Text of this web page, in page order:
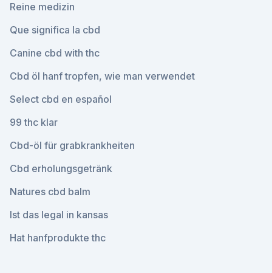
Reine medizin
Que significa la cbd
Canine cbd with thc
Cbd öl hanf tropfen, wie man verwendet
Select cbd en español
99 thc klar
Cbd-öl für grabkrankheiten
Cbd erholungsgetränk
Natures cbd balm
Ist das legal in kansas
Hat hanfprodukte thc